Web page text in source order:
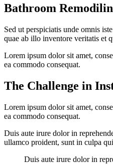
Bathroom
Sed ut perspiciatis unde omnis
quae ab illo inventore veritatis et
Lorem ipsum dolor sit amet,
ea commodo consequat.
The Challenge in
Lorem ipsum dolor sit amet,
ea commodo consequat.
Duis aute irure dolor in
ullamco proident, sunt in culpa
Duis aute irure dolor in